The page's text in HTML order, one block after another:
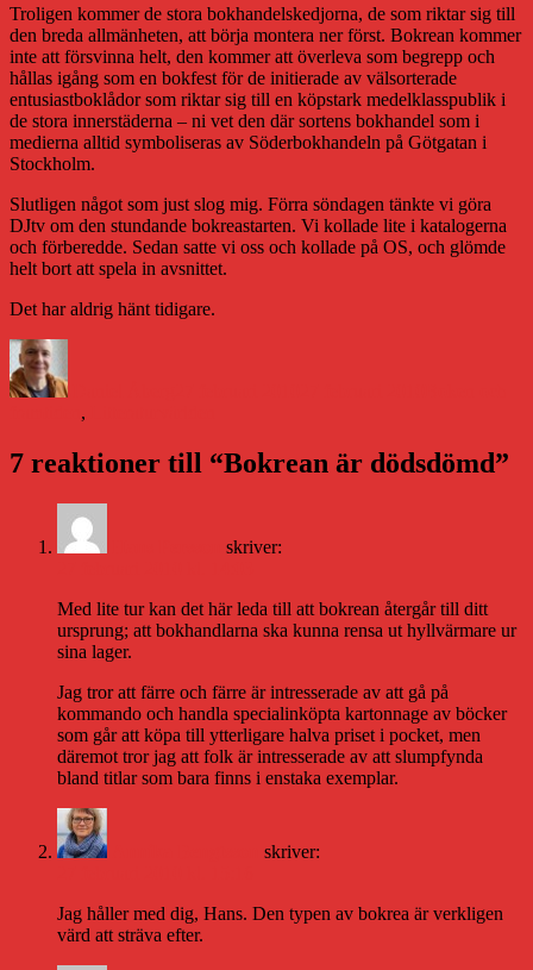
Troligen kommer de stora bokhandelskedjorna, de som riktar sig till
den breda allmänheten, att börja montera ner först. Bokrean kommer
inte att försvinna helt, den kommer att överleva som begrepp och
hållas igång som en bokfest för de initierade av välsorterade
entusiastboklådor som riktar sig till en köpstark medelklasspublik i
de stora innerstäderna – ni vet den där sortens bokhandel som i
medierna alltid symboliseras av Söderbokhandeln på Götgatan i
Stockholm.
Slutligen något som just slog mig. Förra söndagen tänkte vi göra
DJtv om den stundande bokreastarten. Vi kollade lite i katalogerna
och förberedde. Sedan satte vi oss och kollade på OS, och glömde
helt bort att spela in avsnittet.
Det har aldrig hänt tidigare.
,
7 reaktioner till “Bokrean är dödsdömd”
skriver:
Med lite tur kan det här leda till att bokrean återgår till ditt
ursprung; att bokhandlarna ska kunna rensa ut hyllvärmare ur
sina lager.
Jag tror att färre och färre är intresserade av att gå på
kommando och handla specialinköpta kartonnage av böcker
som går att köpa till ytterligare halva priset i pocket, men
däremot tror jag att folk är intresserade av att slumpfynda
bland titlar som bara finns i enstaka exemplar.
skriver:
Jag håller med dig, Hans. Den typen av bokrea är verkligen
värd att sträva efter.